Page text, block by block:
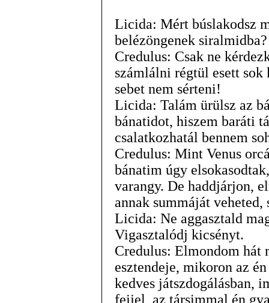
Licida: Mért búslakodsz
belézöngenek siralmidba?
Credulus: Csak ne
számlálni régtül esett
sebet nem sérteni!
Licida: Talám ürülsz az
bánatidot, hiszem baráti
csalatkozhatál bennem
Credulus: Mint Venus
bánatim úgy
varangy. De haddjárjon,
annak summáját
Licida: Ne aggasztald
Vigasztalódj kicsényt.
Credulus: Elmondom hát
esztendeje, mikoron az
kedves játszdogálásban,
fejjel, az társimmal én